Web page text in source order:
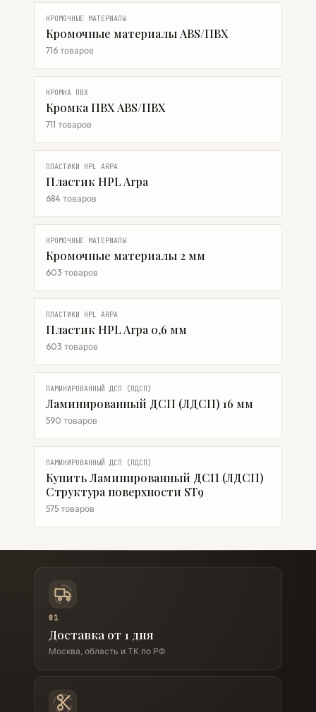
КРОМОЧНЫЕ МАТЕРИАЛЫ
Кромочные материалы ABS/ПВХ
716 товаров
КРОМКА ПВХ
Кромка ПВХ ABS/ПВХ
711 товаров
ПЛАСТИКИ HPL ARPA
Пластик HPL Arpa
684 товаров
КРОМОЧНЫЕ МАТЕРИАЛЫ
Кромочные материалы 2 мм
603 товаров
ПЛАСТИКИ HPL ARPA
Пластик HPL Arpa 0,6 мм
603 товаров
ЛАМИНИРОВАННЫЙ ДСП (ЛДСП)
Ламинированный ДСП (ЛДСП) 16 мм
590 товаров
ЛАМИНИРОВАННЫЙ ДСП (ЛДСП)
Купить Ламинированный ДСП (ЛДСП)
Структура поверхности ST9
575 товаров
01
Доставка от 1 дня
Москва, область и ТК по РФ